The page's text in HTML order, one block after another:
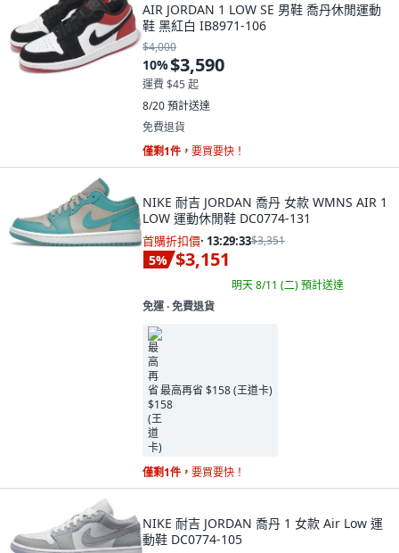
AIR JORDAN 1 LOW SE 男鞋 喬丹休閒運動
鞋 黑紅白 IB8971-106
$4,000
10%$3,590
運費 $45 起
8/20預計送達
免費退貨
僅剩1件， 要買要快！
NIKE 耐吉 JORDAN 喬丹 女款 WMNS AIR 1
LOW 運動休閒鞋 DC0774-131
首購折扣價· 13:29:32$3,351
5% $3,151
明天 8/11 (二)預計送達
免運 ∙ 免費退貨
最高再省 $158 (王道卡)
僅剩1件， 要買要快！
NIKE 耐吉 JORDAN 喬丹 1 女款 Air Low 運
動鞋 DC0774-105